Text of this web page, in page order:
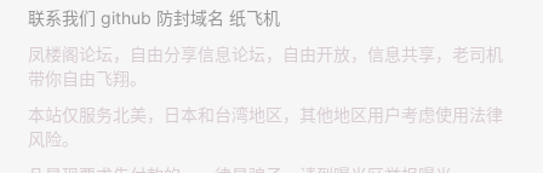
联系我们 github 防封域名 纸飞机
凤楼阁论坛，自由分享信息论坛，自由开放，信息共享，老司机
带你自由飞翔。
本站仅服务北美，日本和台湾地区，其他地区用户考虑使用法律
风险。